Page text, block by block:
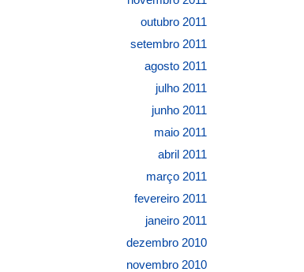
outubro 2011
setembro 2011
agosto 2011
julho 2011
junho 2011
maio 2011
abril 2011
março 2011
fevereiro 2011
janeiro 2011
dezembro 2010
novembro 2010